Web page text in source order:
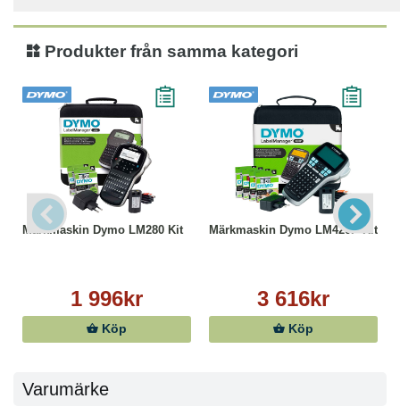
Produkter från samma kategori
Märkmaskin Dymo LM280 Kit
1 996kr
Köp
Märkmaskin Dymo LM420P Kit
3 616kr
Köp
Varumärke